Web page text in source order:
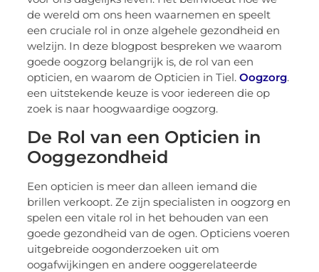
de wereld om ons heen waarnemen en speelt
een cruciale rol in onze algehele gezondheid en
welzijn. In deze blogpost bespreken we waarom
goede oogzorg belangrijk is, de rol van een
opticien, en waarom de Opticien in Tiel.Oogzorg.
een uitstekende keuze is voor iedereen die op
zoek is naar hoogwaardige oogzorg.
De Rol van een Opticien in
Ooggezondheid
Een opticien is meer dan alleen iemand die
brillen verkoopt. Ze zijn specialisten in oogzorg en
spelen een vitale rol in het behouden van een
goede gezondheid van de ogen. Opticiens voeren
uitgebreide oogonderzoeken uit om
oogafwijkingen en andere ooggerelateerde